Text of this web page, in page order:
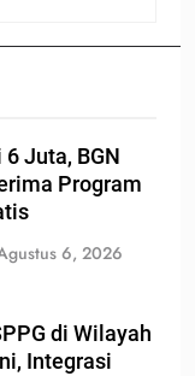
Juta, BGN
Program
6, 2026
di Wilayah
Integrasi